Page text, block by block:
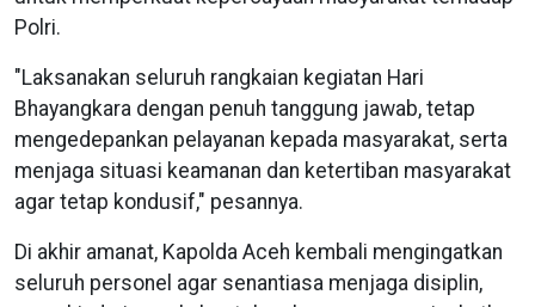
Polri.
"Laksanakan seluruh rangkaian kegiatan Hari
Bhayangkara dengan penuh tanggung jawab, tetap
mengedepankan pelayanan kepada masyarakat, serta
menjaga situasi keamanan dan ketertiban masyarakat
agar tetap kondusif," pesannya.
Di akhir amanat, Kapolda Aceh kembali mengingatkan
seluruh personel agar senantiasa menjaga disiplin,